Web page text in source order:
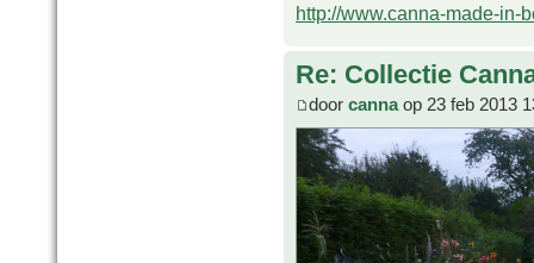
http://www.canna-made-in-
Re: Collectie
door cannaop 23 feb 2013